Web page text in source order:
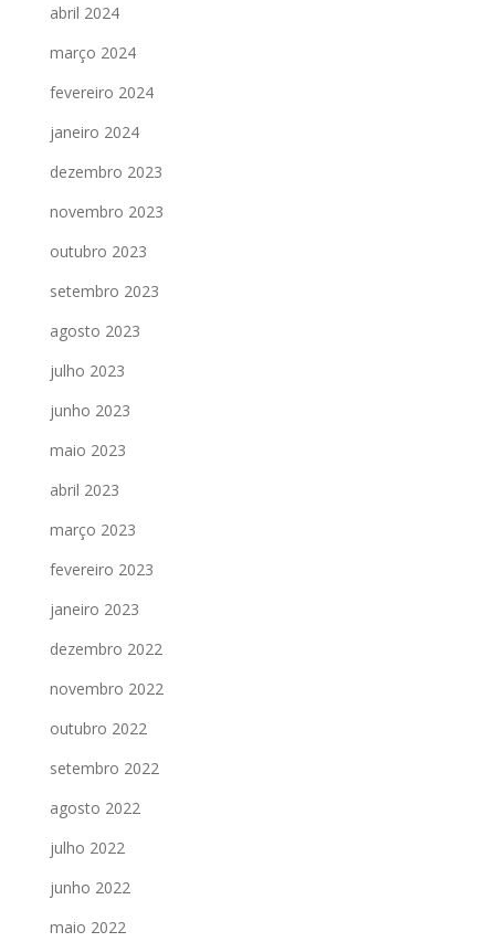
abril 2024
março 2024
fevereiro 2024
janeiro 2024
dezembro 2023
novembro 2023
outubro 2023
setembro 2023
agosto 2023
julho 2023
junho 2023
maio 2023
abril 2023
março 2023
fevereiro 2023
janeiro 2023
dezembro 2022
novembro 2022
outubro 2022
setembro 2022
agosto 2022
julho 2022
junho 2022
maio 2022